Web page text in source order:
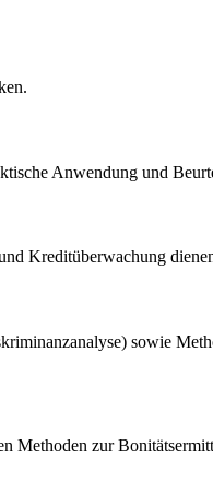
Anwendung und
Kreditüberwachung
sowie
Methoden zur